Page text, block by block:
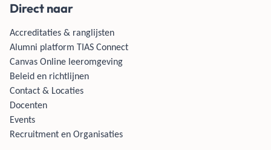
Direct naar
Accreditaties & ranglijsten
Alumni platform TIAS Connect
Canvas Online leeromgeving
Beleid en richtlijnen
Contact & Locaties
Docenten
Events
Recruitment en Organisaties